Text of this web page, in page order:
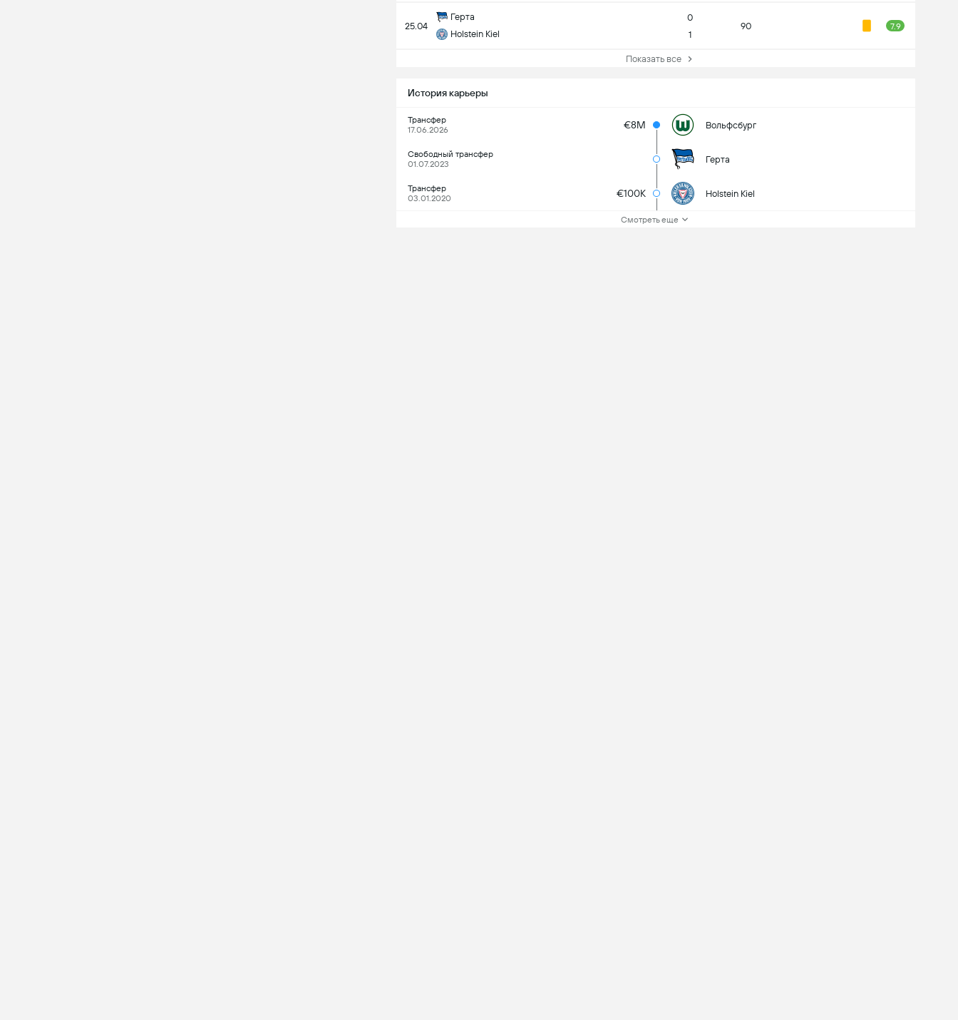
25.04
Герта
Holstein Kiel
0
1
90 7.9
Показать все
История карьеры
Трансфер
17.06.2026
€8M Вольфсбург
Свободный трансфер
01.07.2023
Герта
Трансфер
03.01.2020
€100K Holstein Kiel
Смотреть еще